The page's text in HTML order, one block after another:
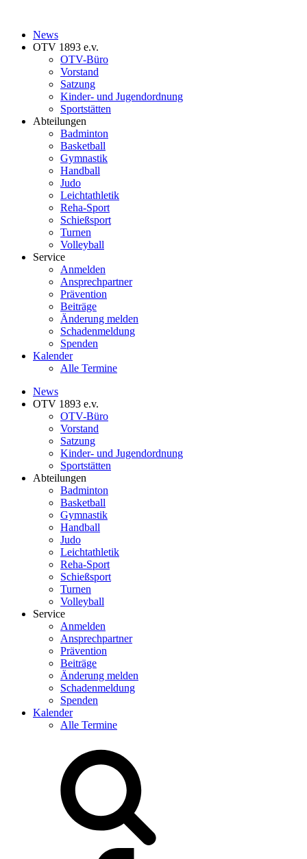
News
OTV 1893 e.v.
OTV-Büro
Vorstand
Satzung
Kinder- und Jugendordnung
Sportstätten
Abteilungen
Badminton
Basketball
Gymnastik
Handball
Judo
Leichtathletik
Reha-Sport
Schießsport
Turnen
Volleyball
Service
Anmelden
Ansprechpartner
Prävention
Beiträge
Änderung melden
Schadenmeldung
Spenden
Kalender
Alle Termine
News
OTV 1893 e.v.
OTV-Büro
Vorstand
Satzung
Kinder- und Jugendordnung
Sportstätten
Abteilungen
Badminton
Basketball
Gymnastik
Handball
Judo
Leichtathletik
Reha-Sport
Schießsport
Turnen
Volleyball
Service
Anmelden
Ansprechpartner
Prävention
Beiträge
Änderung melden
Schadenmeldung
Spenden
Kalender
Alle Termine